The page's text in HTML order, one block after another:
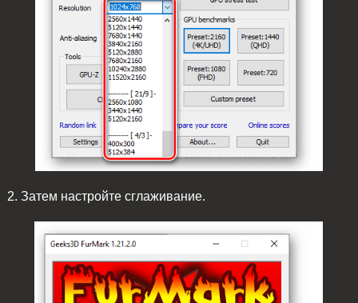
2. Затем настройте сглаживание.